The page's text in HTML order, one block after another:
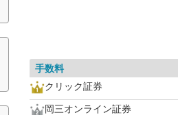
手数料
クリック証券
岡三オンライン証券